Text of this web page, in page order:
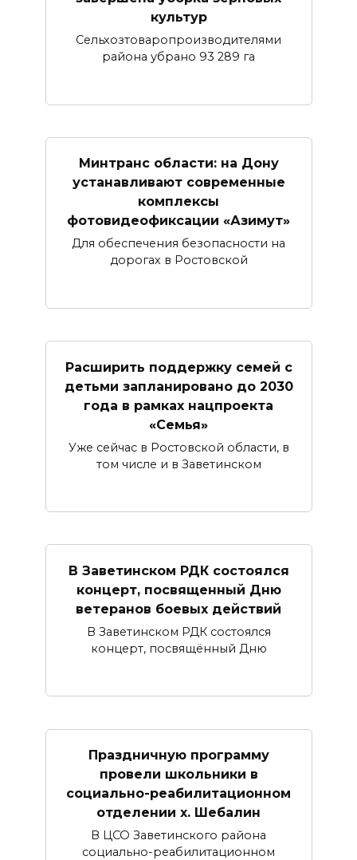
культур
Сельхозтоваропроизводителями
района убрано 93 289 га
Минтранс области: на Дону
устанавливают современные
комплексы
фотовидеофиксации «Азимут»
Для обеспечения безопасности на
дорогах в Ростовской
Расширить поддержку семей с
детьми запланировано до 2030
года в рамках нацпроекта
«Семья»
Уже сейчас в Ростовской области, в
том числе и в Заветинском
В Заветинском РДК состоялся
концерт, посвященный Дню
ветеранов боевых действий
В Заветинском РДК состоялся
концерт, посвящённый Дню
Праздничную программу
провели школьники в
социально-реабилитационном
отделении х. Шебалин
В ЦСО Заветинского района
социально-реабилитационном